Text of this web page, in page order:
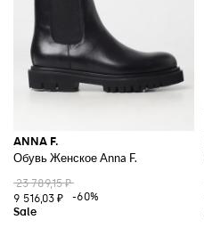
ANNA F.
Обувь Женское Anna F.
23 789,15 ₽
9 516,03 ₽
-60%